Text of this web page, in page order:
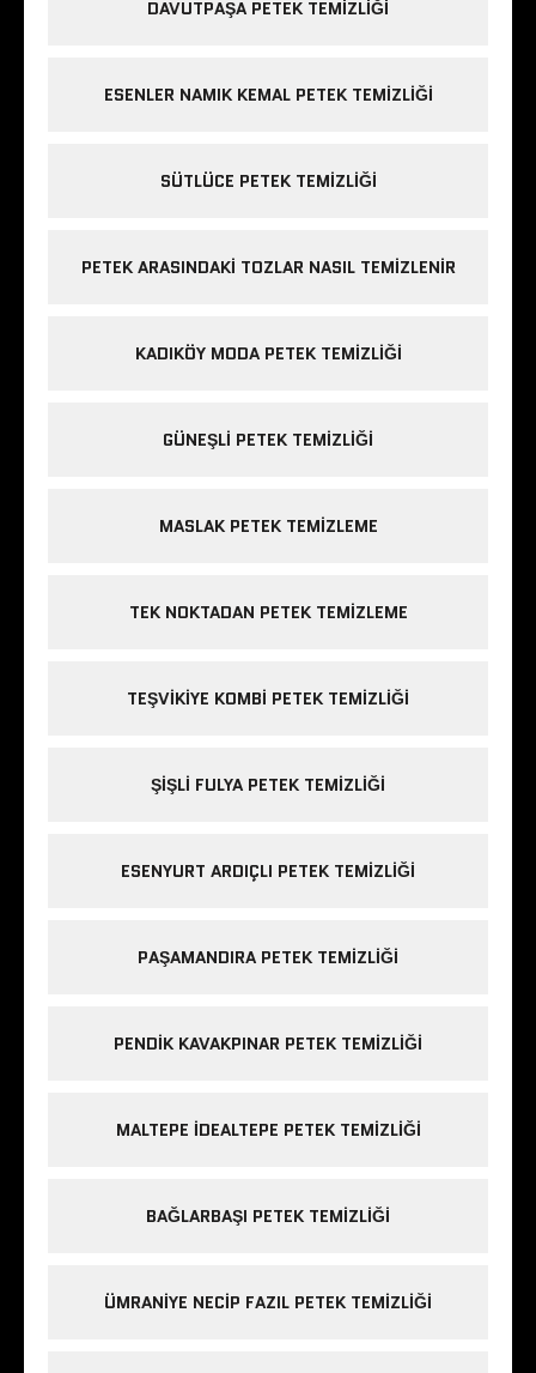
DAVUTPAŞA PETEK TEMIZLIĞI
ESENLER NAMIK KEMAL PETEK TEMIZLIĞI
SÜTLÜCE PETEK TEMIZLIĞI
PETEK ARASINDAKI TOZLAR NASIL TEMIZLENIR
KADIKÖY MODA PETEK TEMIZLIĞI
GÜNEŞLI PETEK TEMIZLIĞI
MASLAK PETEK TEMIZLEME
TEK NOKTADAN PETEK TEMIZLEME
TEŞVIKIYE KOMBI PETEK TEMIZLIĞI
ŞIŞLI FULYA PETEK TEMIZLIĞI
ESENYURT ARDIÇLI PETEK TEMIZLIĞI
PAŞAMANDIRA PETEK TEMIZLIĞI
PENDIK KAVAKPINAR PETEK TEMIZLIĞI
MALTEPE IDEALTEPE PETEK TEMIZLIĞI
BAĞLARBAŞI PETEK TEMIZLIĞI
ÜMRANIYE NECIP FAZIL PETEK TEMIZLIĞI